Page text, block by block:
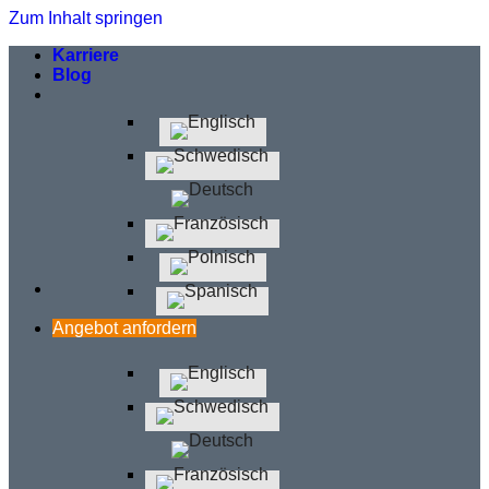
Zum Inhalt springen
Karriere
Blog
Angebot anfordern